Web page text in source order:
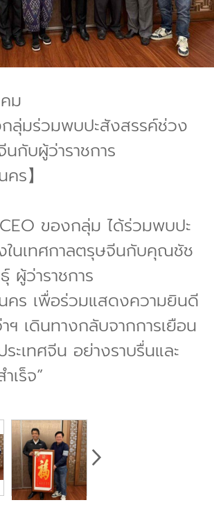
ม
กลุ่มร่วมพบปะสังสรรค์ช่วง
กับผู้ว่าราชการ
ร】
ของกลุ่ม ได้ร่วมพบปะ
ในเทศกาลตรุษจีนกับคุณชัช
ผู้ว่าราชการ
คร เพื่อร่วมแสดงความยินดี
ฯ เดินทางกลับจากการเยือน
ระเทศจีน อย่างราบรื่นและ
เร็จ”